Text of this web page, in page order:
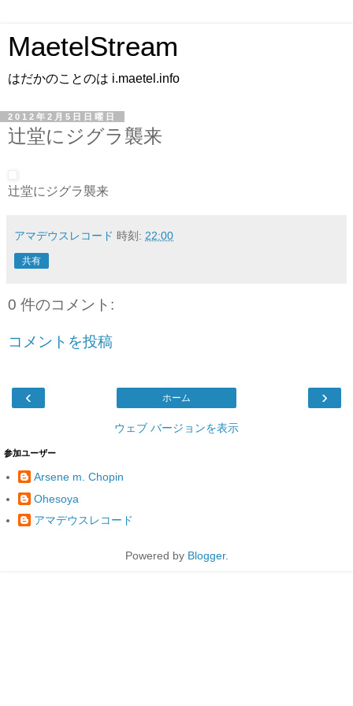
MaetelStream
はだかのことのは i.maetel.info
2012年2月5日日曜日
辻堂にジグラ襲来
辻堂にジグラ襲来
アマデウスレコード 時刻: 22:00
共有
0 件のコメント:
コメントを投稿
‹ ›
ホーム
ウェブ バージョンを表示
参加ユーザー
Arsene m. Chopin
Ohesoya
アマデウスレコード
Powered by Blogger.